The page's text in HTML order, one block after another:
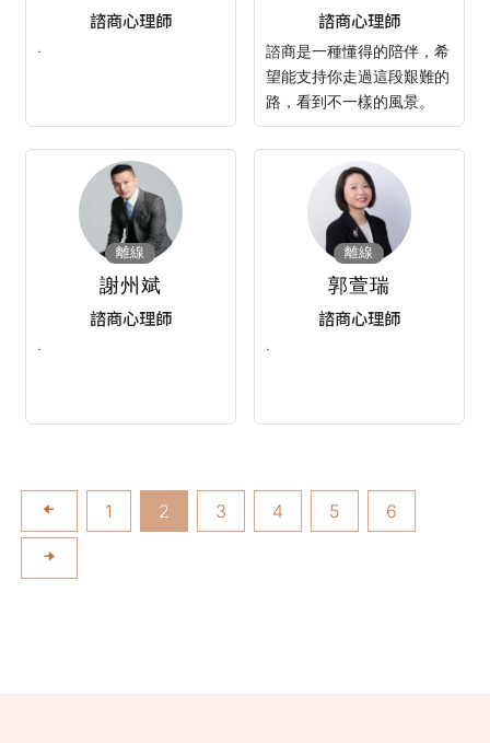
諮商心理師
·
諮商心理師
諮商是一種懂得的陪伴，希
望能支持你走過這段艱難的
路，看到不一樣的風景。
離線
謝州斌
諮商心理師
·
離線
郭萱瑞
諮商心理師
·
1 2 3 4 5 6